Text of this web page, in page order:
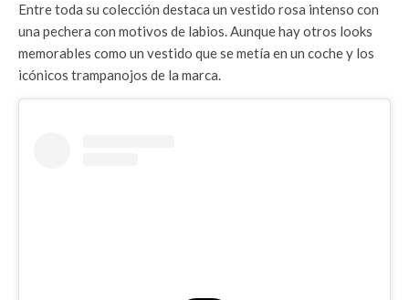
Entre toda su colección destaca un vestido rosa intenso con
una pechera con motivos de labios. Aunque hay otros looks
memorables como un vestido que se metía en un coche y los
icónicos trampanojos de la marca.